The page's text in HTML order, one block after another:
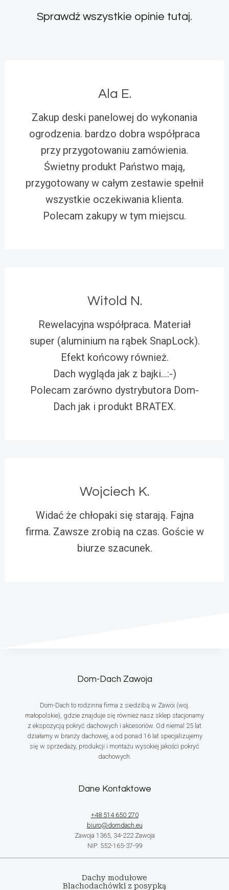
Sprawdź wszystkie opinie tutaj.
Ala E.
Zakup deski panelowej do wykonania
ogrodzenia. bardzo dobra współpraca
przy przygotowaniu zamówienia.
Świetny produkt Państwo mają,
przygotowany w całym zestawie spełnił
wszystkie oczekiwania klienta.
Polecam zakupy w tym miejscu.
Witold N.
Rewelacyjna współpraca. Materiał
super (aluminium na rąbek SnapLock).
Efekt końcowy również.
Dach wygląda jak z bajki…:-)
Polecam zarówno dystrybutora Dom-
Dach jak i produkt BRATEX.
Wojciech K.
Widać że chłopaki się starają. Fajna
firma. Zawsze zrobią na czas. Goście w
biurze szacunek.
Dom-Dach Zawoja
Dom-Dach to rodzinna firma z siedzibą w Zawoi (woj.
małopolskie), gdzie znajduje się również nasz sklep stacjonarny
z ekspozycją pokryć dachowych i akcesoriów. Od niemal 25 lat
działamy w branży dachowej, a od ponad 16 lat specjalizujemy
się w sprzedaży, produkcji i montażu wysokiej jakości pokryć
dachowych.
Dane Kontaktowe
+48 514 650 270
biuro@domdach.eu
Zawoja 1365, 34-222 Zawoja
NIP: 552-165-37-99
Dachy modułowe
Blachodachówki z posypką